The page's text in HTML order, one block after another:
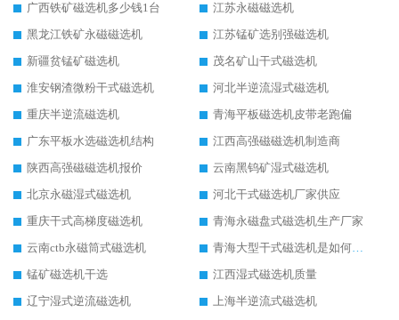
广西铁矿磁选机多少钱1台
江苏永磁磁选机
黑龙江铁矿永磁磁选机
江苏锰矿选别强磁选机
新疆贫锰矿磁选机
茂名矿山干式磁选机
淮安钢渣微粉干式磁选机
河北半逆流湿式磁选机
重庆半逆流磁选机
青海平板磁选机皮带老跑偏
广东平板水选磁选机结构
江西高强磁磁选机制造商
陕西高强磁磁选机报价
云南黑钨矿湿式磁选机
北京永磁湿式磁选机
河北干式磁选机厂家供应
重庆干式高梯度磁选机
青海永磁盘式磁选机生产厂家
云南ctb永磁筒式磁选机
青海大型干式磁选机是如何选矿的
锰矿磁选机干选
江西湿式磁选机质量
辽宁湿式逆流磁选机
上海半逆流式磁选机